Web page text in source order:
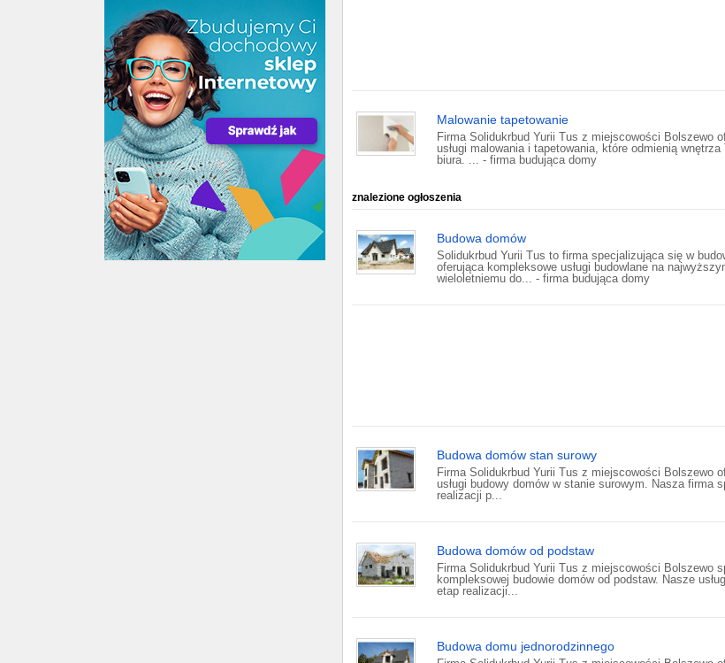
Malowanie tapetowanie
Firma Solidukrbud Yurii Tus z miejscowości Bolszewo
usługi malowania i tapetowania, które odmienią wnętrza
biura. ... - firma budująca domy
znalezione ogłoszenia
Budowa domów
Solidukrbud Yurii Tus to firma specjalizująca się w
oferująca kompleksowe usługi budowlane na
wieloletniemu do... - firma budująca domy
Budowa domów stan surowy
Firma Solidukrbud Yurii Tus z miejscowości Bolszewo
usługi budowy domów w stanie surowym. Nasza firma
realizacji p...
Budowa domów od podstaw
Firma Solidukrbud Yurii Tus z miejscowości Bolszewo
kompleksowej budowie domów od podstaw. Nasze
etap realizacji...
Budowa domu jednorodzinnego